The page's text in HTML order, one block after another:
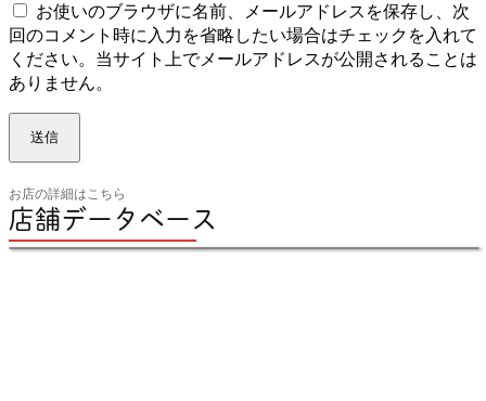
の
ウ
ェ
お使いのブラウザに名前、メールアドレスを保存し、次
回のコメント時に入力を省略したい場合はチェックを入れて
ください。当サイト上でメールアドレスが公開されることは
ありません。
店舗データベース
お店の詳細はこちら